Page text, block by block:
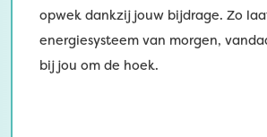
opwek dankzij jouw bijdrage. Zo
energiesysteem van morgen,
bij jou om de hoek.